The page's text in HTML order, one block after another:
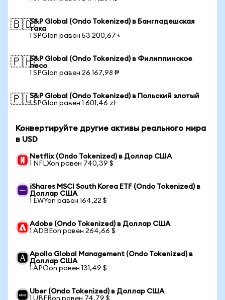
🇧🇩S&P Global (Ondo Tokenized) в Бангладешская
така
1 SPGIon равен 53 200,67 ৳
🇵🇭S&P Global (Ondo Tokenized) в Филиппинское
песо
1 SPGIon равен 26 167,98 ₱
🇵🇱S&P Global (Ondo Tokenized) в Польский злотый
1 SPGIon равен 1 601,46 zł
Конвертируйте другие активы реального мира
в USD
Netflix (Ondo Tokenized) в Доллар США
1 NFLXon равен 740,39 $
iShares MSCI South Korea ETF (Ondo Tokenized) в
Доллар США
1 EWYon равен 164,22 $
Adobe (Ondo Tokenized) в Доллар США
1 ADBEon равен 264,66 $
Apollo Global Management (Ondo Tokenized) в
Доллар США
1 APOon равен 131,49 $
Uber (Ondo Tokenized) в Доллар США
1 UBERon равен 74,79 $